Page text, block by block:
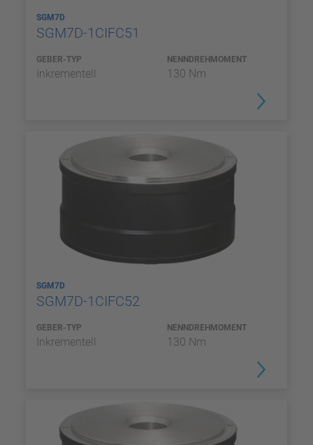
SGM7D
SGM7D-1CIFC51
GEBER-TYP
Inkrementell
NENNDREHMOMENT
130 Nm
SGM7D
SGM7D-1CIFC52
GEBER-TYP
Inkrementell
NENNDREHMOMENT
130 Nm